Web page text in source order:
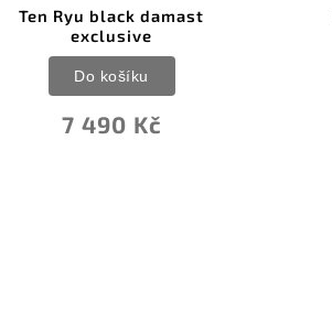
Ten Ryu black damast
exclusive
7 490 Kč
Do košíku